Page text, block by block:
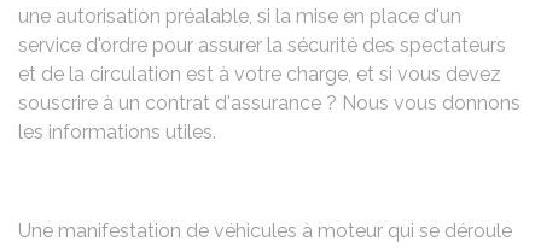
une autorisation préalable, si la mise en place d'un
service d'ordre pour assurer la sécurité des spectateurs
et de la circulation est à votre charge, et si vous devez
souscrire à un contrat d'assurance ? Nous vous donnons
les informations utiles.
Une manifestation de véhicules à moteur qui se déroule